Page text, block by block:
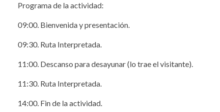
Programa de la actividad:
09:00. Bienvenida y presentación.
09:30. Ruta Interpretada.
11:00. Descanso para desayunar (lo trae el visitante).
11:30. Ruta Interpretada.
14:00. Fin de la actividad.